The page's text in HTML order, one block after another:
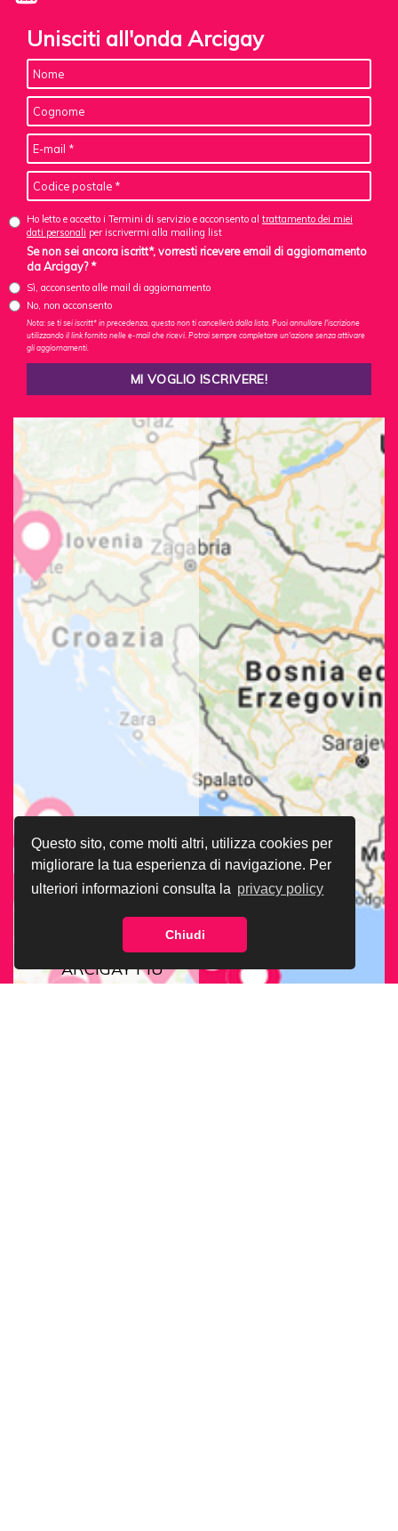
Questo sito, come molti altri, utilizza cookies per
migliorare la tua esperienza di navigazione. Per
ulteriori informazioni consulta la privacy policy
Chiudi
Unisciti all'onda Arcigay
Ho letto e accetto i Termini di servizio e acconsento al trattamento dei miei
dati personali per iscrivermi alla mailing list
Se non sei ancora iscritt*, vorresti ricevere email di aggiornamento
da Arcigay? *
Sì, acconsento alle mail di aggiornamento
No, non acconsento
Nota: se ti sei iscritt* in precedenza, questo non ti cancellerà dalla lista. Puoi annullare l'iscrizione
utilizzando il link fornito nelle e-mail che ricevi. Potrai sempre completare un'azione senza attivare
gli aggiornamenti.
CERCA LA SEDE
ARCIGAY PIÙ